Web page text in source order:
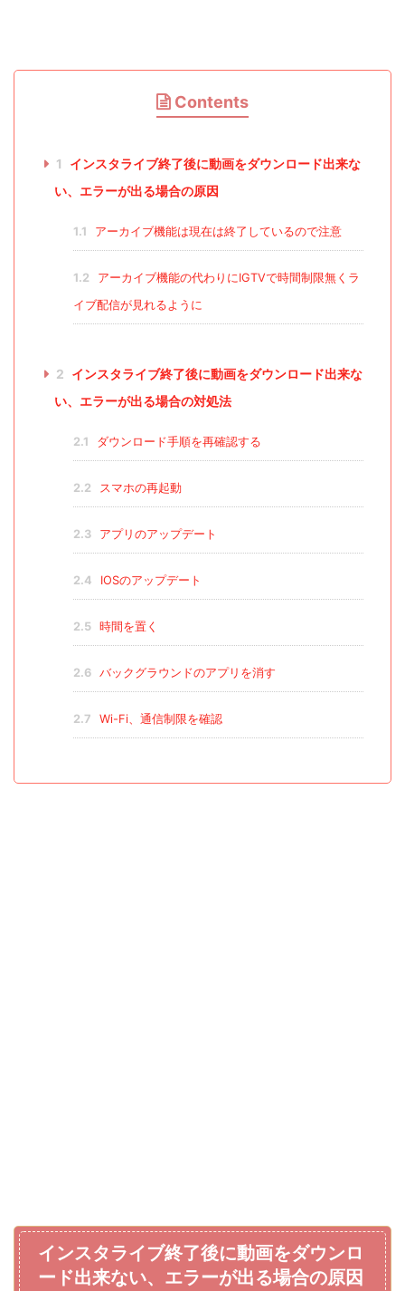
Contents
1
インスタライブ終了後に動画をダウンロード出来な
い、エラーが出る場合の原因
1.1 アーカイブ機能は現在は終了しているので注意
1.2
アーカイブ機能の代わりにIGTVで時間制限無くラ
イブ配信が見れるように
2 インスタライブ終了後に動画をダウンロード出来な
い、エラーが出る場合の対処法
2.1 ダウンロード手順を再確認する
2.2 スマホの再起動
2.3 アプリのアップデート
2.4 IOSのアップデート
2.5 時間を置く
2.6 バックグラウンドのアプリを消す
2.7 Wi-Fi、通信制限を確認
インスタライブ終了後に動画をダウンロ
ード出来ない、エラーが出る場合の原因